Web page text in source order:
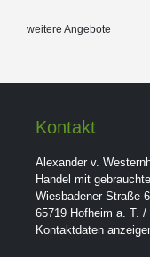
weitere Angebote
Kontakt
Alexander v.
Handel mit
Wiesbadener Straße 6
65719 Hofheim a. T. /
Kontaktdaten